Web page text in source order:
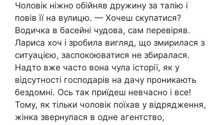
Чоловік ніжно обійняв дружину за талію і
повів її на вулицю. — Хочеш скупатися?
Водичка в басейні чудова, сам перевіряв.
Лариса хоч і зробила вигляд, що змирилася з
ситуацією, заспокоюватися не збиралася.
Надто вже часто вона чула історії, як у
відсутності господарів на дачу проникають
бездомні. Ось так приїдеш невчасно і все!
Тому, як тільки чоловік поїхав у відрядження,
жінка звернулася в одне агентство,